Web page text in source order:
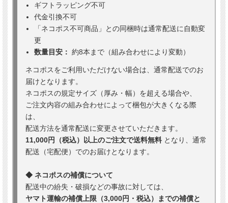
ギフトラッピング不可
代金引換不可
「ネコポス不可商品」との同梱時は通常配送に自動変
更
数量目安： 約8本まで（組み合わせにより変動）
ネコポスをご利用いただけない場合は、通常配送でのお
届けとなります。
ネコポスの規定サイズ（厚み・幅）を超える場合や、
ご注文内容の組み合わせによって梱包が大きくなる際
は、
配送方法を通常配送に変更させていただきます。
11,000円（税込）以上のご注文で送料無料 となり、通常
配送（宅配便）でのお届けとなります。
◆ ネコポスの補償について
配送中の紛失・破損などの事故に対しては、
ヤマト運輸の補償上限（3,000円・税込）までの補償と